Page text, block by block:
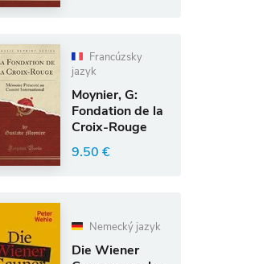
Francúzsky
jazyk
Moynier, G:
Fondation de la
Croix-Rouge
9.50 €
Nemecký jazyk
Die Wiener